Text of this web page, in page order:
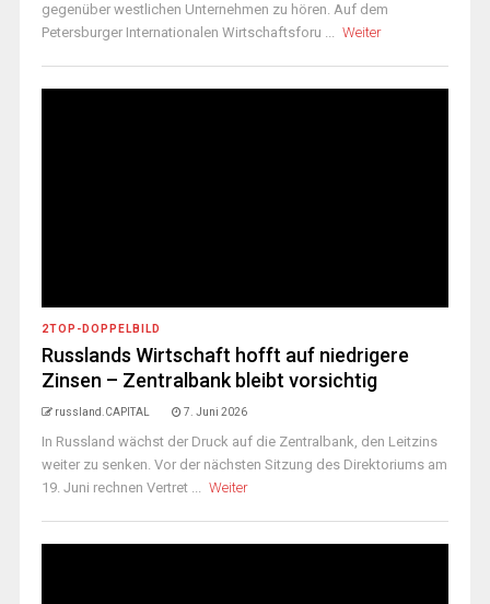
gegenüber westlichen Unternehmen zu hören. Auf dem
Petersburger Internationalen Wirtschaftsforu ... Weiter
2TOP-DOPPELBILD
Russlands Wirtschaft hofft auf niedrigere
Zinsen – Zentralbank bleibt vorsichtig
russland.CAPITAL 7. Juni 2026
In Russland wächst der Druck auf die Zentralbank, den Leitzins
weiter zu senken. Vor der nächsten Sitzung des Direktoriums am
19. Juni rechnen Vertret ... Weiter